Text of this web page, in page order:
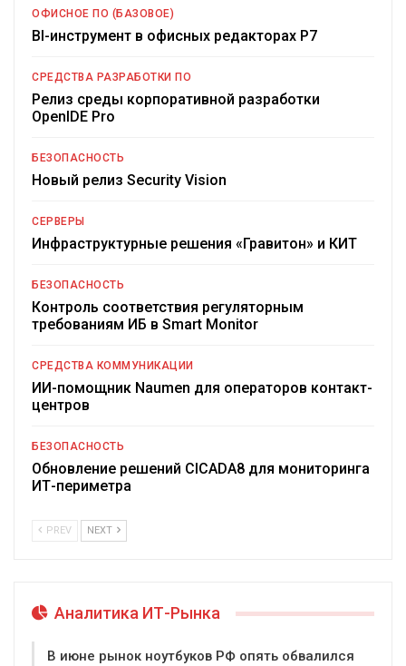
ОФИСНОЕ ПО (БАЗОВОЕ)
BI-инструмент в офисных редакторах Р7
СРЕДСТВА РАЗРАБОТКИ ПО
Релиз среды корпоративной разработки
OpenIDE Pro
БЕЗОПАСНОСТЬ
Новый релиз Security Vision
СЕРВЕРЫ
Инфраструктурные решения «Гравитон» и КИТ
БЕЗОПАСНОСТЬ
Контроль соответствия регуляторным
требованиям ИБ в Smart Monitor
СРЕДСТВА КОММУНИКАЦИИ
ИИ-помощник Naumen для операторов контакт-
центров
БЕЗОПАСНОСТЬ
Обновление решений CICADA8 для мониторинга
ИТ-периметра
PREV NEXT
Аналитика ИТ-Рынка
В июне рынок ноутбуков РФ опять обвалился